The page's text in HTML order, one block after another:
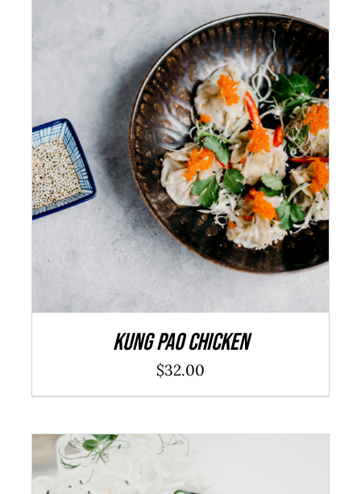
AFEGEIX A LA CISTELLA / DETALLS
Kung Pao Chicken
$32.00